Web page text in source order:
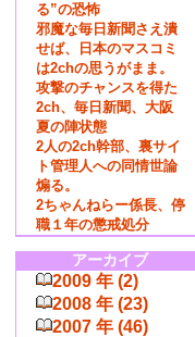
る”の恐怖
邪魔な毎日新聞さえ潰
せば、日本のマスコミ
は2chの思うがまま。
攻撃のチャンスを得た
2ch、毎日新聞、大阪
夏の陣状態
2人の2ch幹部、裏サイ
ト管理人への同情世論
煽る。
2ちゃんねらー係長、停
職１年の懲戒処分
アーカイブ
2009 年 (2)
2008 年 (23)
2007 年 (46)